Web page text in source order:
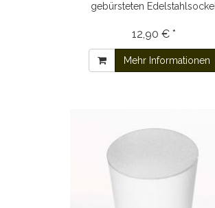
gebürsteten Edelstahlsockel
12,90 € *
Mehr Informationen